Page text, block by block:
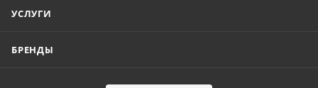
УСЛУГИ
БРЕНДЫ